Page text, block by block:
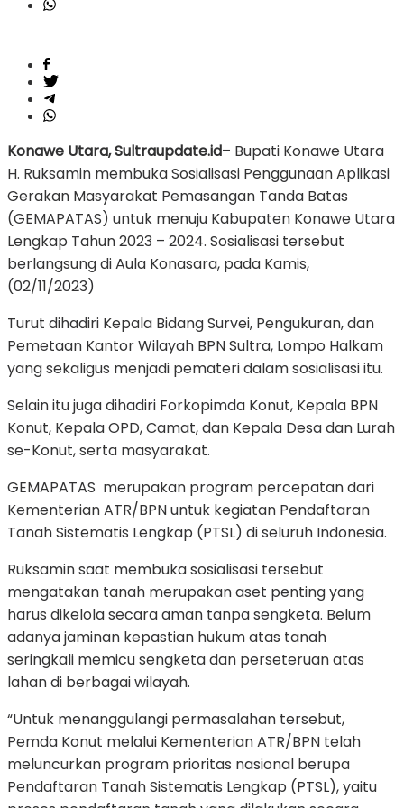
Konawe Utara, Sultraupdate.id– Bupati Konawe Utara
H. Ruksamin membuka Sosialisasi Penggunaan Aplikasi
Gerakan Masyarakat Pemasangan Tanda Batas
(GEMAPATAS) untuk menuju Kabupaten Konawe Utara
Lengkap Tahun 2023 – 2024. Sosialisasi tersebut
berlangsung di Aula Konasara, pada Kamis,
(02/11/2023)
Turut dihadiri Kepala Bidang Survei, Pengukuran, dan
Pemetaan Kantor Wilayah BPN Sultra, Lompo Halkam
yang sekaligus menjadi pemateri dalam sosialisasi itu.
Selain itu juga dihadiri Forkopimda Konut, Kepala BPN
Konut, Kepala OPD, Camat, dan Kepala Desa dan Lurah
se-Konut, serta masyarakat.
GEMAPATAS merupakan program percepatan dari
Kementerian ATR/BPN untuk kegiatan Pendaftaran
Tanah Sistematis Lengkap (PTSL) di seluruh Indonesia.
Ruksamin saat membuka sosialisasi tersebut
mengatakan tanah merupakan aset penting yang
harus dikelola secara aman tanpa sengketa. Belum
adanya jaminan kepastian hukum atas tanah
seringkali memicu sengketa dan perseteruan atas
lahan di berbagai wilayah.
“Untuk menanggulangi permasalahan tersebut,
Pemda Konut melalui Kementerian ATR/BPN telah
meluncurkan program prioritas nasional berupa
Pendaftaran Tanah Sistematis Lengkap (PTSL), yaitu